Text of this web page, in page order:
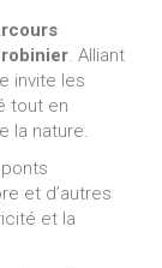
robinier. Alliant
invite les
tout en
la nature.
et d’autres
et la